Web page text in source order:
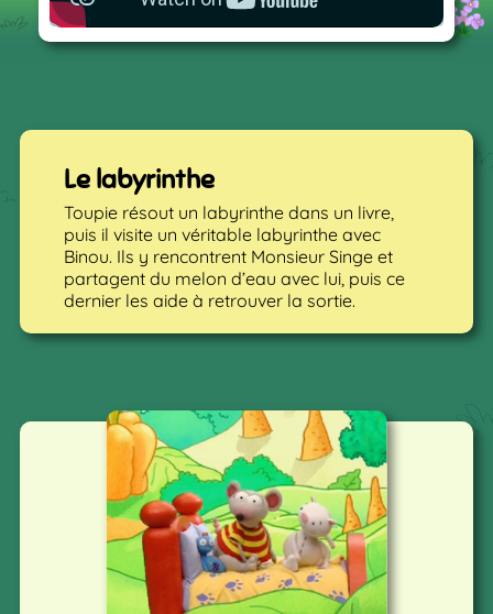
Le labyrinthe
Toupie résout un labyrinthe dans un livre,
puis il visite un véritable labyrinthe avec
Binou. Ils y rencontrent Monsieur Singe et
partagent du melon d’eau avec lui, puis ce
dernier les aide à retrouver la sortie.